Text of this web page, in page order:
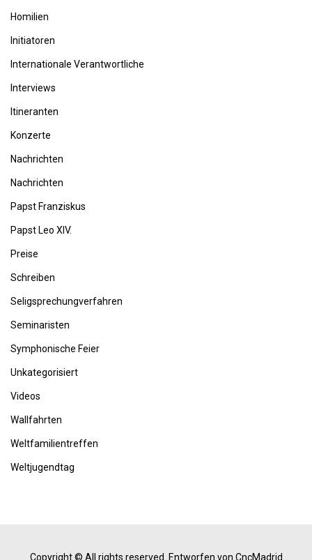
Homilien
Initiatoren
Internationale Verantwortliche
Interviews
Itineranten
Konzerte
Nachrichten
Nachrichten
Papst Franziskus
Papst Leo XIV.
Preise
Schreiben
Seligsprechungverfahren
Seminaristen
Symphonische Feier
Unkategorisiert
Videos
Wallfahrten
Weltfamilientreffen
Weltjugendtag
Copyright © All rights reserved. Entworfen von CncMadrid